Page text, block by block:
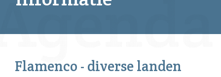
Flamenco - diverse landen